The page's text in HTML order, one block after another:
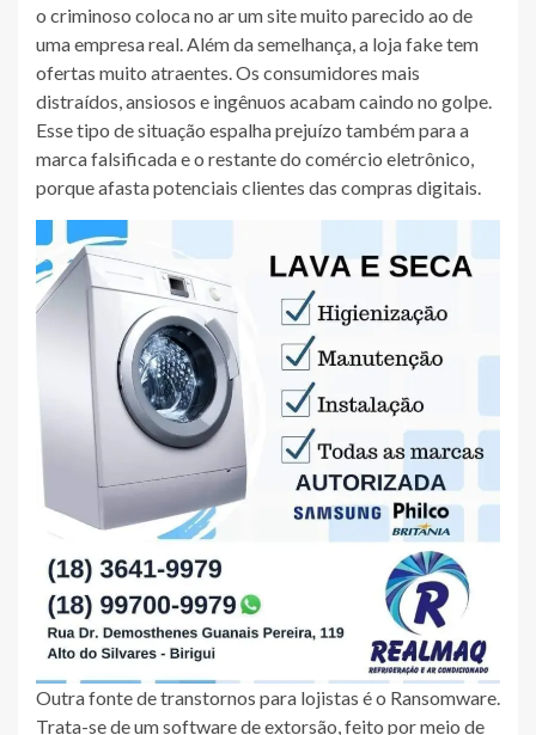
o criminoso coloca no ar um site muito parecido ao de
uma empresa real. Além da semelhança, a loja fake tem
ofertas muito atraentes. Os consumidores mais
distraídos, ansiosos e ingênuos acabam caindo no golpe.
Esse tipo de situação espalha prejuízo também para a
marca falsificada e o restante do comércio eletrônico,
porque afasta potenciais clientes das compras digitais.
Outra fonte de transtornos para lojistas é o Ransomware.
Trata-se de um software de extorsão, feito por meio de